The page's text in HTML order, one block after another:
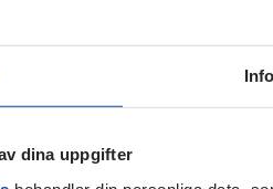
dina uppgifter